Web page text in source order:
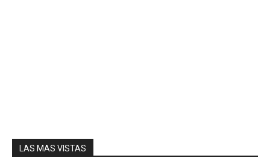
LAS MAS VISTAS